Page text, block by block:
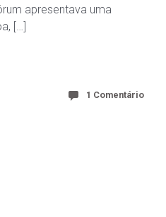
apresentava uma
[…]
1 Comentário